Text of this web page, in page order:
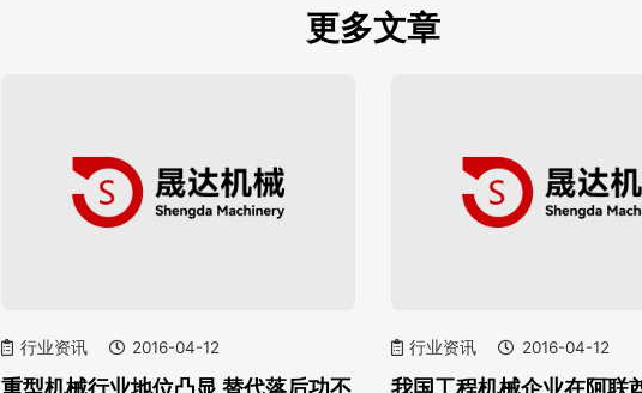
更多文章
行业资讯 2016-04-12
重型机械行业地位凸显 替代落后功不
行业资讯 2016-04-12
我国工程机械企业在阿联